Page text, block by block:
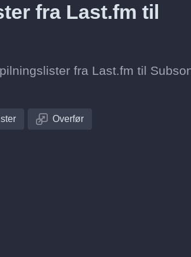
fra Last.fm til
fra Last.fm til
Overfør